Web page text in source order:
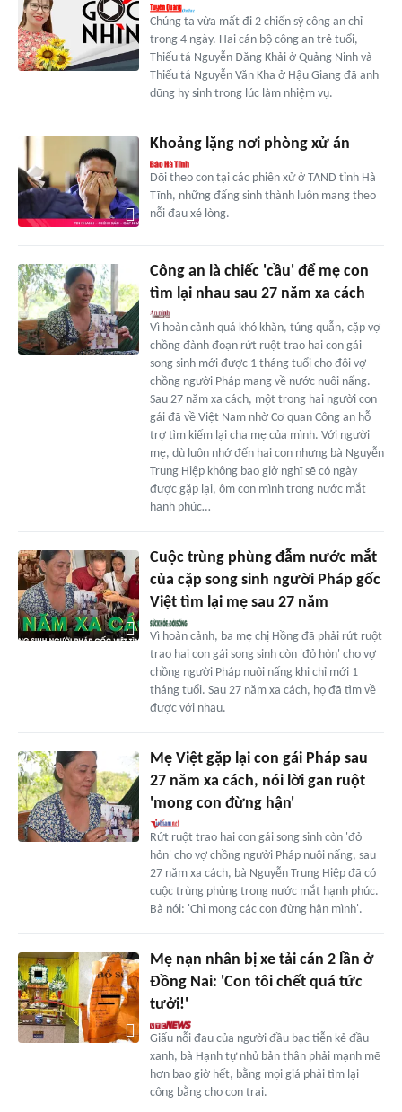
Chúng ta vừa mất đi 2 chiến sỹ công an chỉ
trong 4 ngày. Hai cán bộ công an trẻ tuổi,
Thiếu tá Nguyễn Đăng Khải ở Quảng Ninh và
Thiếu tá Nguyễn Văn Kha ở Hậu Giang đã anh
dũng hy sinh trong lúc làm nhiệm vụ.
Khoảng lặng nơi phòng xử án
Dõi theo con tại các phiên xử ở TAND tỉnh Hà
Tĩnh, những đấng sinh thành luôn mang theo
nỗi đau xé lòng.
Công an là chiếc 'cầu' để mẹ con
tìm lại nhau sau 27 năm xa cách
Vì hoàn cảnh quá khó khăn, túng quẫn, cặp vợ
chồng đành đoạn rứt ruột trao hai con gái
song sinh mới được 1 tháng tuổi cho đôi vợ
chồng người Pháp mang về nước nuôi nấng.
Sau 27 năm xa cách, một trong hai người con
gái đã về Việt Nam nhờ Cơ quan Công an hỗ
trợ tìm kiếm lại cha mẹ của mình. Với người
mẹ, dù luôn nhớ đến hai con nhưng bà Nguyễn
Trung Hiệp không bao giờ nghĩ sẽ có ngày
được gặp lại, ôm con mình trong nước mắt
hạnh phúc…
Cuộc trùng phùng đẫm nước mắt
của cặp song sinh người Pháp gốc
Việt tìm lại mẹ sau 27 năm
Vì hoàn cảnh, ba mẹ chị Hồng đã phải rứt ruột
trao hai con gái song sinh còn 'đỏ hỏn' cho vợ
chồng người Pháp nuôi nấng khi chỉ mới 1
tháng tuổi. Sau 27 năm xa cách, họ đã tìm về
được với nhau.
Mẹ Việt gặp lại con gái Pháp sau
27 năm xa cách, nói lời gan ruột
'mong con đừng hận'
Rứt ruột trao hai con gái song sinh còn 'đỏ
hỏn' cho vợ chồng người Pháp nuôi nấng, sau
27 năm xa cách, bà Nguyễn Trung Hiệp đã có
cuộc trùng phùng trong nước mắt hạnh phúc.
Bà nói: 'Chỉ mong các con đừng hận mình'.
Mẹ nạn nhân bị xe tải cán 2 lần ở
Đồng Nai: 'Con tôi chết quá tức
tưởi!'
Giấu nỗi đau của người đầu bạc tiễn kẻ đầu
xanh, bà Hạnh tự nhủ bản thân phải mạnh mẽ
hơn bao giờ hết, bằng mọi giá phải tìm lại
công bằng cho con trai.